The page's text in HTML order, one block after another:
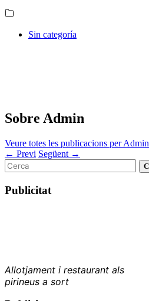
Sin categoría
Sobre Admin
Veure totes les publicacions per Admin
← Previ Següent →
Cerca
Publicitat
Allotjament i restaurant als
pirineus a sort